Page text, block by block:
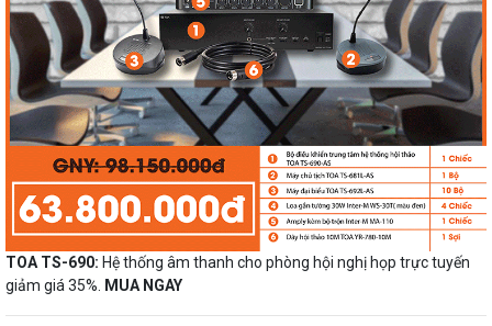
TOA TS-690: Hệ thống âm thanh cho phòng hội nghị họp trực tuyến
giảm giá 35%.
MUA NGAY